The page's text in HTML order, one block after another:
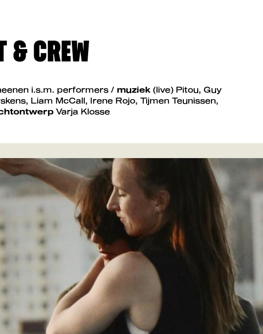
& CREW
i.s.m. performers / muziek (live) Pitou, Guy
Liam McCall, Irene Rojo, Tijmen Teunissen,
Varja Klosse